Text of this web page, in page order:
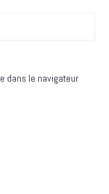
dans le navigateur